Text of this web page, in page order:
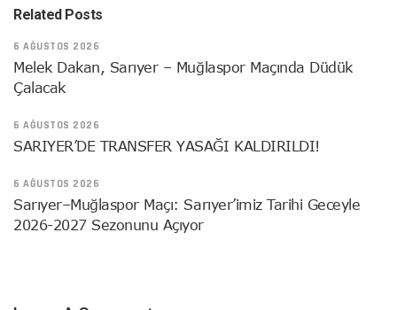
Related Posts
6 AĞUSTOS 2026
Melek Dakan, Sarıyer – Muğlaspor Maçında Düdük
Çalacak
6 AĞUSTOS 2026
SARIYER’DE TRANSFER YASAĞI KALDIRILDI!
6 AĞUSTOS 2026
Sarıyer–Muğlaspor Maçı: Sarıyer’imiz Tarihi Geceyle
2026-2027 Sezonunu Açıyor